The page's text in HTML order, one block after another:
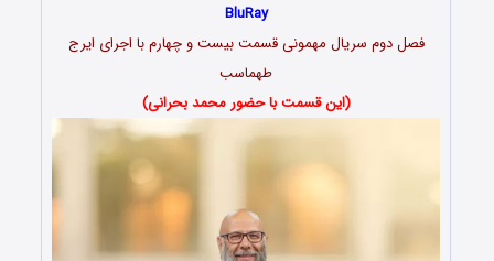
BluRay
فصل دوم سریال مهمونی قسمت بیست و چهارم با اجرای ایرج
طهماسب
(این قسمت با حضور محمد بحرانی)